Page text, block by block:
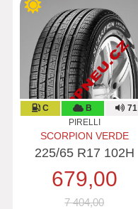
C B
71
PIRELLI
SCORPION VERDE
225/65 R17 102H
679,00
7 404,00